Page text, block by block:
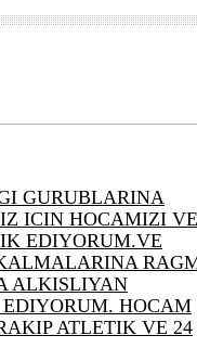
GURUBLARINA
ICIN HOCAMIZI VE
EDIYORUM.VE
ALKISLIYAN
HOCAM
ATLETIK VE 24